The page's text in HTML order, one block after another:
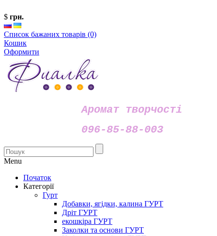
$ грн.
Список бажаних товарів (0)
Кошик
Оформити
Аромат творчості
096-85-88-003
Menu
Початок
Категорії
Гурт
Добавки, ягідки, калина ГУРТ
Дріт ГУРТ
екошкіра ГУРТ
Заколки та основи ГУРТ